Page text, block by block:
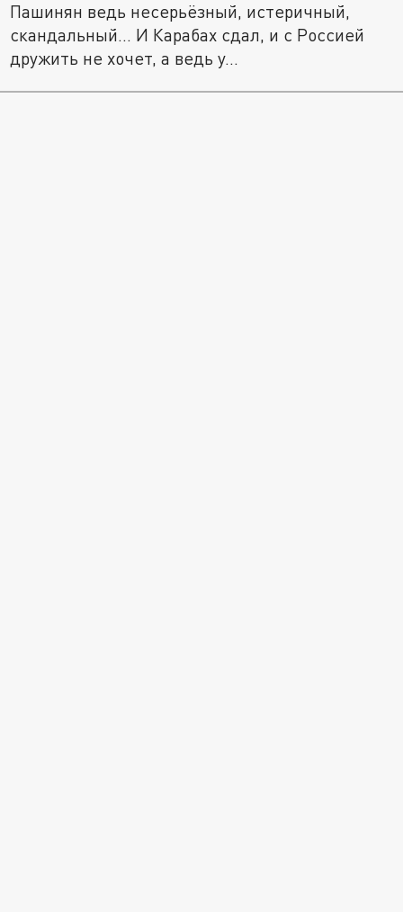
Пашинян ведь несерьёзный, истеричный,
скандальный... И Карабах сдал, и с Россией
дружить не хочет, а ведь у...